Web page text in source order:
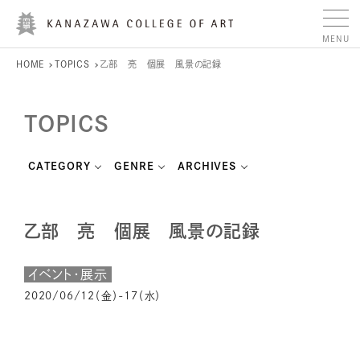
HOME TOPICS 乙部 亮 個展 風景の記録
TOPICS
CATEGORY GENRE ARCHIVES
乙部 亮 個展 風景の記録
イベント・展示
2020/06/12（金）-17（水）